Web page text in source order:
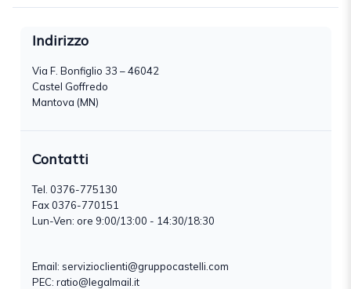
Indirizzo
Via F. Bonfiglio 33 – 46042
Castel Goffredo
Mantova (MN)
Contatti
Tel. 0376-775130
Fax 0376-770151
Lun-Ven: ore 9:00/13:00 - 14:30/18:30
Email: servizioclienti@gruppocastelli.com
PEC: ratio@legalmail.it